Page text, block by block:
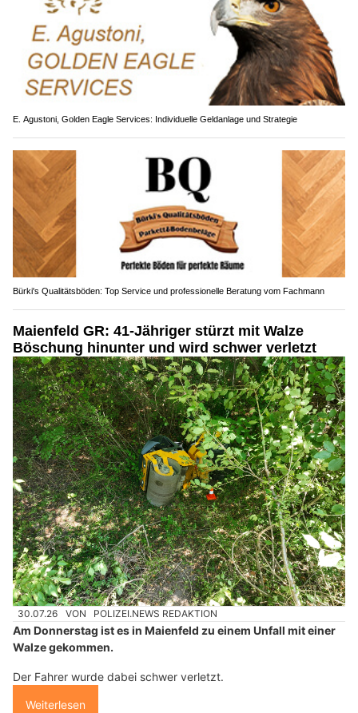
E. Agustoni, Golden Eagle Services: Individuelle Geldanlage und Strategie
Bürki's Qualitätsböden: Top Service und professionelle Beratung vom Fachmann
Maienfeld GR: 41-Jähriger stürzt mit Walze
Böschung hinunter und wird schwer verletzt
30.07.26 VON POLIZEI.NEWS REDAKTION
Am Donnerstag ist es in Maienfeld zu einem Unfall mit einer
Walze gekommen.
Der Fahrer wurde dabei schwer verletzt.
Weiterlesen